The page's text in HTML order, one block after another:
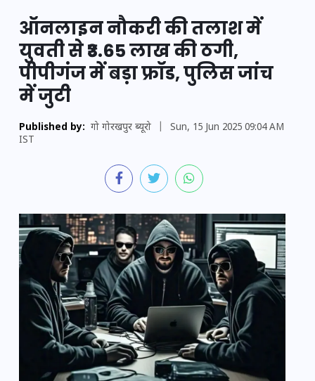
ऑनलाइन नौकरी की तलाश में
युवती से ₹3.65 लाख की ठगी,
पीपीगंज में बड़ा फ्रॉड, पुलिस जांच
में जुटी
Published by: गो गोरखपुर ब्यूरो
Sun, 15 Jun 2025 09:04 AM
IST